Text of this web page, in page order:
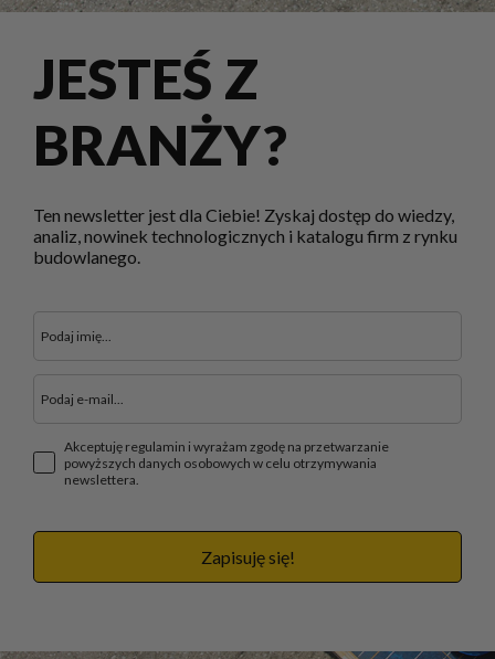
JESTEŚ Z
BRANŻY?
Ten newsletter jest dla Ciebie! Zyskaj dostęp do wiedzy,
analiz, nowinek technologicznych i katalogu firm z rynku
budowlanego.
Akceptuję regulamin i wyrażam zgodę na przetwarzanie
powyższych danych osobowych w celu otrzymywania
newslettera.
Zapisuję się!